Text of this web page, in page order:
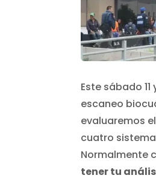
Este sábado
escaneo
evaluaremos
cuatro
Normalmente
tener tu